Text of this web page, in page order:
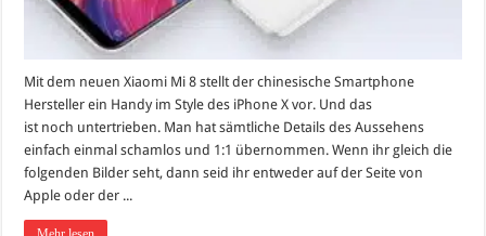
Mit dem neuen Xiaomi Mi 8 stellt der chinesische Smartphone
Hersteller ein Handy im Style des iPhone X vor. Und das
ist noch untertrieben. Man hat sämtliche Details des Aussehens
einfach einmal schamlos und 1:1 übernommen. Wenn ihr gleich die
folgenden Bilder seht, dann seid ihr entweder auf der Seite von
Apple oder der ...